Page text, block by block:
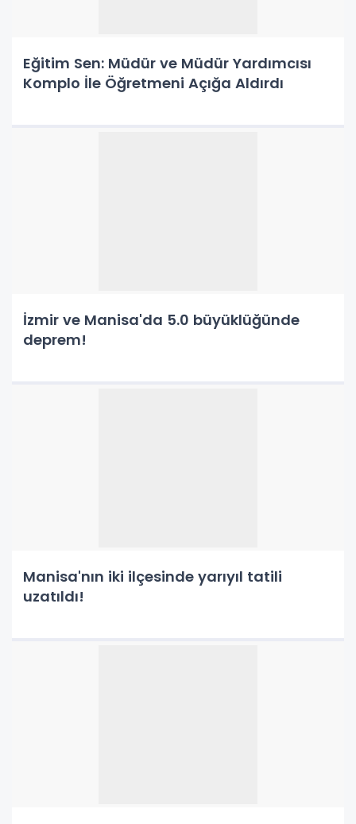
Eğitim Sen: Müdür ve Müdür Yardımcısı
Komplo İle Öğretmeni Açığa Aldırdı
İzmir ve Manisa'da 5.0 büyüklüğünde
deprem!
Manisa'nın iki ilçesinde yarıyıl tatili
uzatıldı!